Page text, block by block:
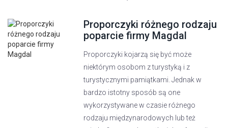
Proporczyki różnego rodzaju
poparcie firmy Magdal
Proporczyki kojarzą się być może
niektórym osobom z turystyką i z
turystycznymi pamiątkami. Jednak w
bardzo istotny sposób są one
wykorzystywane w czasie różnego
rodzaju międzynarodowych lub też